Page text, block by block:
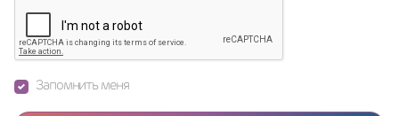
Запомнить меня